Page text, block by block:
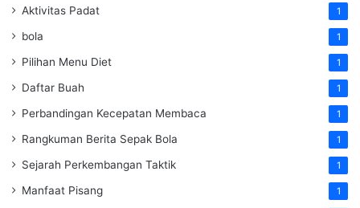
Aktivitas Padat 1
bola 1
Pilihan Menu Diet 1
Daftar Buah 1
Perbandingan Kecepatan Membaca 1
Rangkuman Berita Sepak Bola 1
Sejarah Perkembangan Taktik 1
Manfaat Pisang 1